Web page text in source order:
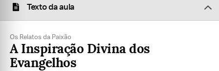
Texto da aula
Os Relatos da Paixão
A Inspiração Divina dos
Evangelhos